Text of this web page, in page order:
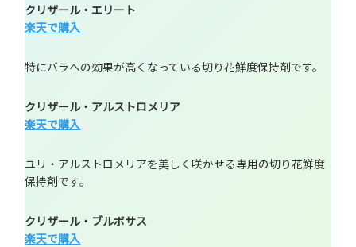
クリザール・エリート
楽天で購入
特にバラへの効果が高くなっている切り花鮮度保持剤です。
クリザール・アルストロメリア
楽天で購入
ユリ・アルストロメリアを美しく咲かせる専用の切り花鮮度
保持剤です。
クリザール・ブルボサス
楽天で購入